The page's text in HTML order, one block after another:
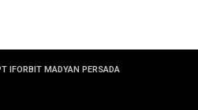
IFORBIT MADYAN PERSADA